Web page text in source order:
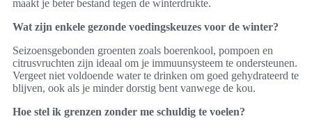
maakt je beter bestand tegen de winterdrukte.
Wat zijn enkele gezonde voedingskeuzes voor de winter?
Seizoensgebonden groenten zoals boerenkool, pompoen en
citrusvruchten zijn ideaal om je immuunsysteem te ondersteunen.
Vergeet niet voldoende water te drinken om goed gehydrateerd te
blijven, ook als je minder dorstig bent vanwege de kou.
Hoe stel ik grenzen zonder me schuldig te voelen?